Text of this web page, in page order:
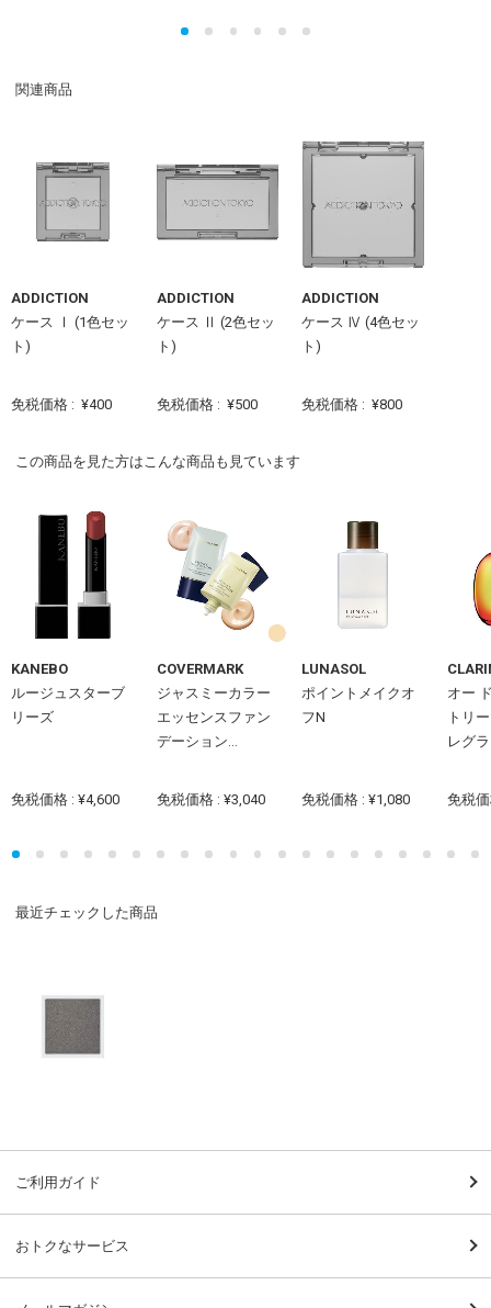
関連商品
ADDICTION
ケース Ⅰ (1色セッ
ト)
免税価格 : ¥400
ADDICTION
ケース Ⅱ (2色セッ
ト)
免税価格 : ¥500
ADDICTION
ケース Ⅳ (4色セッ
ト)
免税価格 : ¥800
この商品を見た方はこんな商品も見ています
KANEBO
ルージュスターブ
リーズ
免税価格 : ¥4,600
COVERMARK
ジャスミーカラー
エッセンスファン
デーション...
免税価格 : ¥3,040
LUNASOL
ポイントメイクオ
フN
免税価格 : ¥1,080
オー
トリ
レグ
免税
最近チェックした商品
ご利用ガイド
おトクなサービス